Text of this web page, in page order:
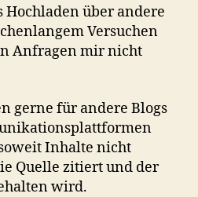
Hochladen über andere
Versuchen
Anfragen mir nicht
gerne für andere Blogs
Inhalte nicht
Quelle zitiert und der
wird.